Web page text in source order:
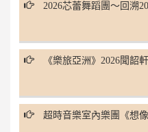
2026芯蕾舞蹈團～回溯20
《樂旅亞洲》2026聞韶
超時音樂室內樂團《想像